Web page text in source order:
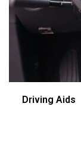
Driving Aids